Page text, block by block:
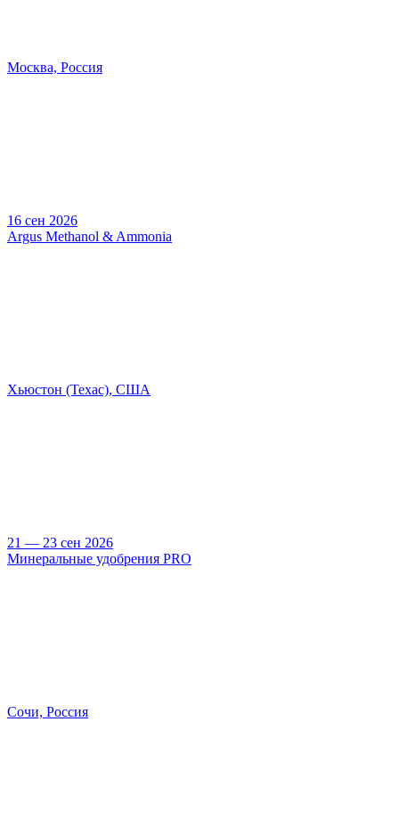
Москва, Россия
16 сен 2026
Argus Methanol & Ammonia
Хьюстон (Техас), США
21 — 23 сен 2026
Минеральные удобрения PRO
Сочи, Россия